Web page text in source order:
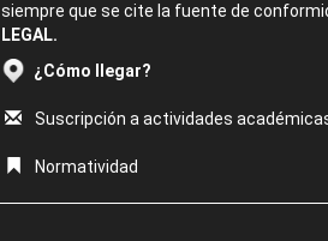
siempre que se cite la fuente de
LEGAL.
¿Cómo llegar?
Suscripción a actividades
Normatividad